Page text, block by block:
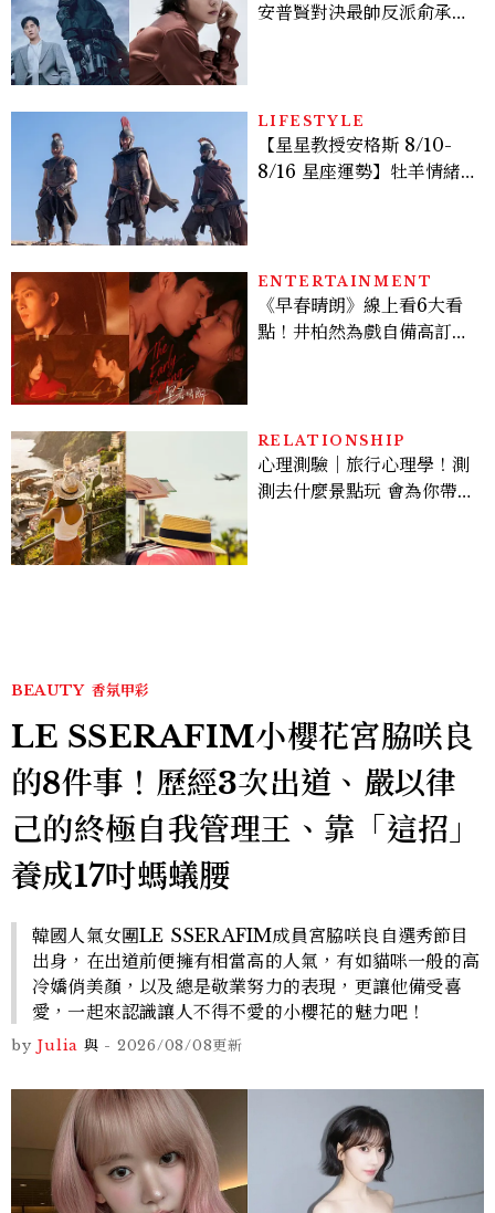
安普賢對決最帥反派俞承
多大？
LIFESTYLE
【星星教授安格斯 8/10-
8/16 星座運勢】牡羊情緒
ENTERTAINMENT
《早春晴朗》線上看6大看
點！井柏然為戲自備高訂，
RELATIONSHIP
心理測驗｜旅行心理學！測
測去什麼景點玩 會為你帶來
BEAUTY 香氛甲彩
LE SSERAFIM小櫻花宮脇咲良
的8件事！歷經3次出道、嚴以律
己的終極自我管理王、靠「這招」
養成17吋螞蟻腰
韓國人氣女團LE SSERAFIM成員宮脇咲良自選秀節目
出身，在出道前便擁有相當高的人氣，有如貓咪一般的高
冷嬌俏美顏，以及總是敬業努力的表現，更讓他備受喜
愛，一起來認識讓人不得不愛的小櫻花的魅力吧！
by Julia 與 - 2026/08/08更新